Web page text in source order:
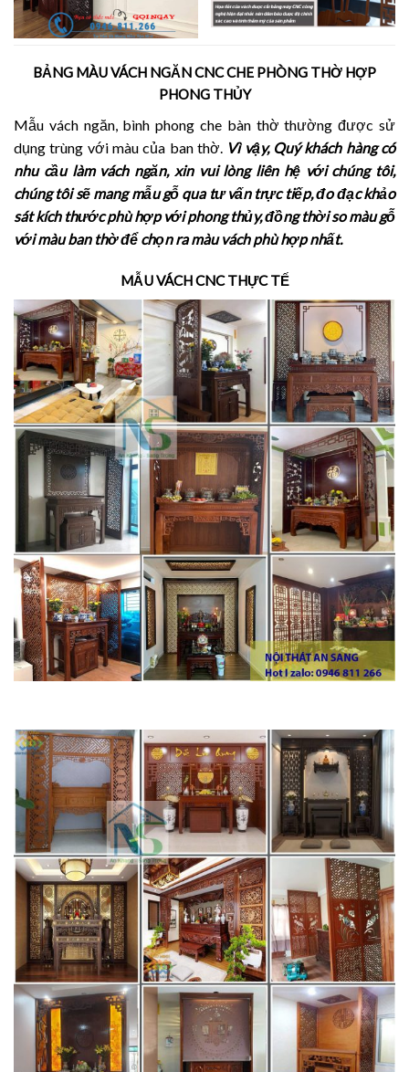
BẢNG MÀU VÁCH NGĂN CNC CHE PHÒNG THỜ HỢP
PHONG THỦY
Mẫu vách ngăn, bình phong che bàn thờ thường được sử
dụng trùng với màu của ban thờ. Vì vậy, Quý khách hàng có
nhu cầu làm vách ngăn, xin vui lòng liên hệ với chúng tôi,
chúng tôi sẽ mang mẫu gỗ qua tư vấn trực tiếp, đo đạc khảo
sát kích thước phù hợp với phong thủy, đồng thời so màu gỗ
với màu ban thờ để chọn ra màu vách phù hợp nhất.
MẪU VÁCH CNC THỰC TẾ